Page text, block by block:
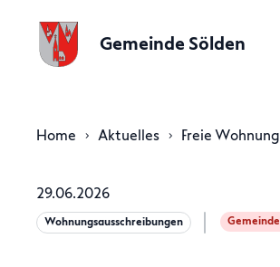
Gemeinde Sölden
Home Aktuelles Freie
29.06.2026
Wohnungsausschreibungen